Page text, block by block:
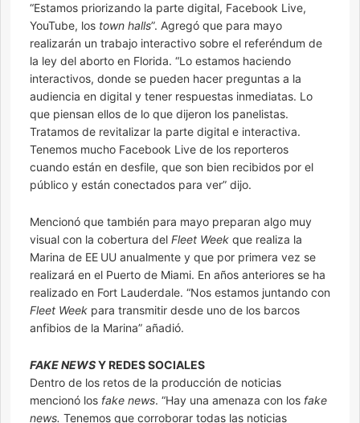
“Estamos priorizando la parte digital, Facebook Live,
YouTube, los town halls”. Agregó que para mayo
realizarán un trabajo interactivo sobre el referéndum de
la ley del aborto en Florida. “Lo estamos haciendo
interactivos, donde se pueden hacer preguntas a la
audiencia en digital y tener respuestas inmediatas. Lo
que piensan ellos de lo que dijeron los panelistas.
Tratamos de revitalizar la parte digital e interactiva.
Tenemos mucho Facebook Live de los reporteros
cuando están en desfile, que son bien recibidos por el
público y están conectados para ver” dijo.
Mencionó que también para mayo preparan algo muy
visual con la cobertura del Fleet Week que realiza la
Marina de EE UU anualmente y que por primera vez se
realizará en el Puerto de Miami. En años anteriores se ha
realizado en Fort Lauderdale. “Nos estamos juntando con
Fleet Week para transmitir desde uno de los barcos
anfibios de la Marina” añadió.
FAKE NEWSY REDES SOCIALES
Dentro de los retos de la producción de noticias
mencionó los fake news. “Hay una amenaza con los fake
news. Tenemos que corroborar todas las noticias